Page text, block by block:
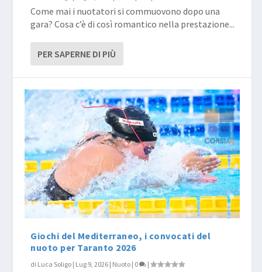
Come mai i nuotatori si commuovono dopo una
gara? Cosa c’è di così romantico nella prestazione...
PER SAPERNE DI PIÙ
Giochi del Mediterraneo, i convocati del
nuoto per Taranto 2026
di Luca Soligo | Lug 9, 2026 | Nuoto | 0 |